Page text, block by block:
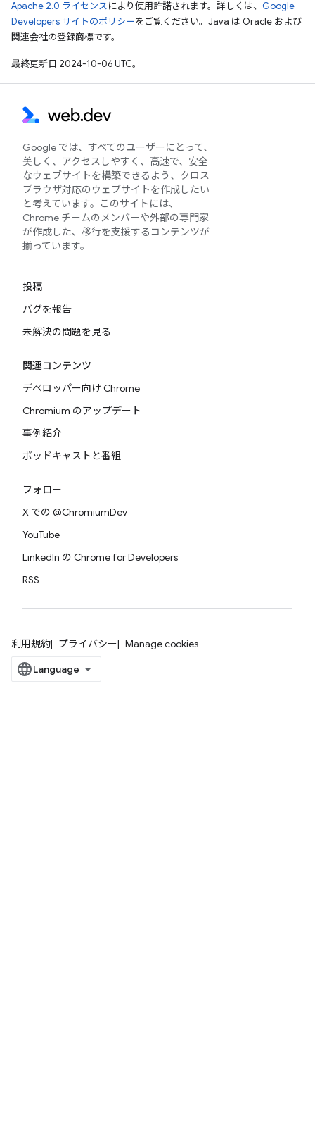
Apache 2.0 ライセンスにより使用許諾されます。詳しくは、 Google
Developers サイトのポリシーをご覧ください。Java は Oracle および
関連会社の登録商標です。
最終更新日 2024-10-06 UTC。
Google では、すべてのユーザーにとって、
美しく、アクセスしやすく、高速で、安全
なウェブサイトを構築できるよう、クロス
ブラウザ対応のウェブサイトを作成したい
と考えています。このサイトには、
Chrome チームのメンバーや外部の専門家
が作成した、移行を支援するコンテンツが
揃っています。
投稿
バグを報告
未解決の問題を見る
関連コンテンツ
デベロッパー向け Chrome
Chromium のアップデート
事例紹介
ポッドキャストと番組
フォロー
X での @ChromiumDev
YouTube
LinkedIn の Chrome for Developers
RSS
利用規約 プライバシー Manage cookies